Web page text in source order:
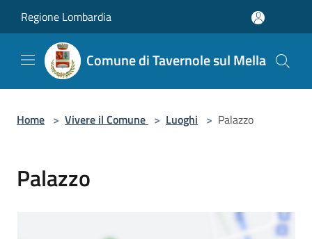
Regione Lombardia
Comune di Tavernole sul Mella
Home > Vivere il Comune > Luoghi > Palazzo
Palazzo